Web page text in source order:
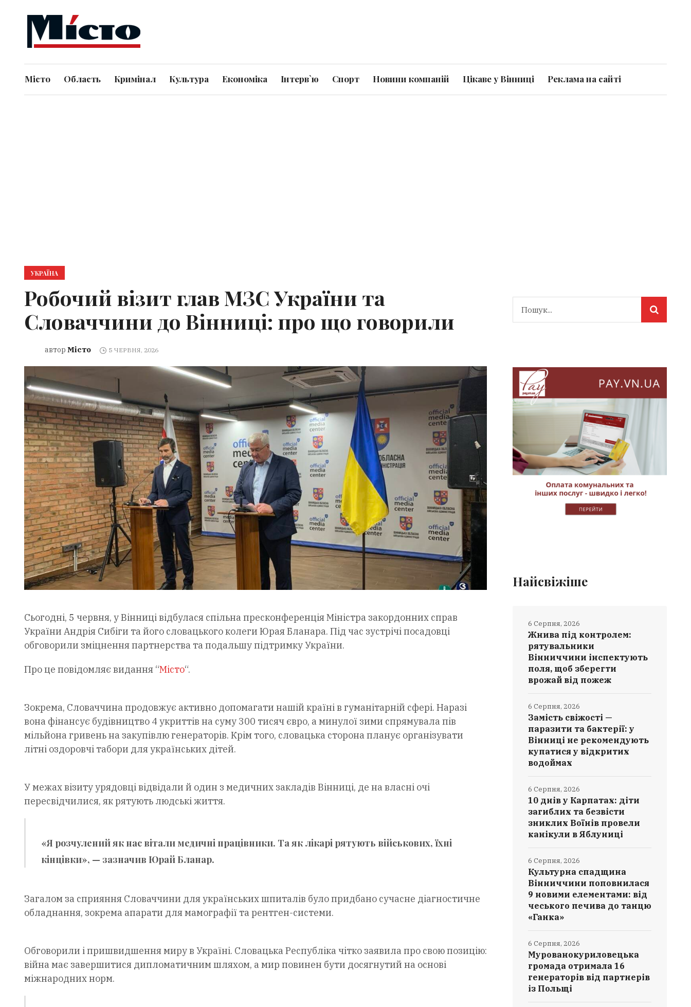
Місто Область Кримінал Культура Економіка Інтерв`ю Спорт Новини компаній Цікаве у Вінниці Реклама на сайті
УКРАЇНА
Робочий візит глав МЗС України та
Словаччини до Вінниці: про що говорили
автор Місто 5 ЧЕРВНЯ, 2026
Сьогодні, 5 червня, у Вінниці відбулася спільна пресконференція Міністра закордонних справ
України Андрія Сибіги та його словацького колеги Юрая Бланара. Під час зустрічі посадовці
обговорили зміцнення партнерства та подальшу підтримку України.
Про це повідомляє видання “Місто“.
Зокрема, Словаччина продовжує активно допомагати нашій країні в гуманітарній сфері. Наразі
вона фінансує будівництво 4 укриттів на суму 300 тисяч євро, а минулої зими спрямувала пів
мільйона гривень на закупівлю генераторів. Крім того, словацька сторона планує організувати
літні оздоровчі табори для українських дітей.
У межах візиту урядовці відвідали й один з медичних закладів Вінниці, де на власні очі
пересвідчилися, як рятують людські життя.
«Я розчулений як нас вітали медичні працівники. Та як лікарі рятують військових, їхні
кінцівки», — зазначив Юрай Бланар.
Загалом за сприяння Словаччини для українських шпиталів було придбано сучасне діагностичне
обладнання, зокрема апарати для мамографії та рентген-системи.
Обговорили і пришвидшення миру в Україні. Словацька Республіка чітко заявила про свою позицію:
війна має завершитися дипломатичним шляхом, а мир повинен бути досягнутий на основі
міжнародних норм.
Найсвіжіше
Жнива під контролем:
рятувальники
Вінниччини інспектують
поля, щоб зберегти
врожай від пожеж
6 Серпня, 2026
Замість свіжості —
паразити та бактерії: у
Вінниці не рекомендують
купатися у відкритих
водоймах
6 Серпня, 2026
10 днів у Карпатах: діти
загиблих та безвісти
зниклих Воїнів провели
канікули в Яблуниці
6 Серпня, 2026
Культурна спадщина
Вінниччини поповнилася
9 новими елементами: від
чеського печива до танцю
«Ганка»
6 Серпня, 2026
Мурованокуриловецька
громада отримала 16
генераторів від партнерів
із Польщі
6 Серпня, 2026